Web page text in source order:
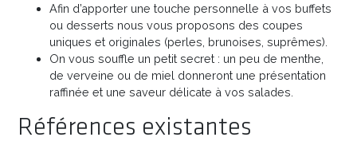
Afin d’apporter une touche personnelle à vos buffets
ou desserts nous vous proposons des coupes
uniques et originales (perles, brunoises, suprêmes).
On vous souffle un petit secret : un peu de menthe,
de verveine ou de miel donneront une présentation
raffinée et une saveur délicate à vos salades.
Références existantes